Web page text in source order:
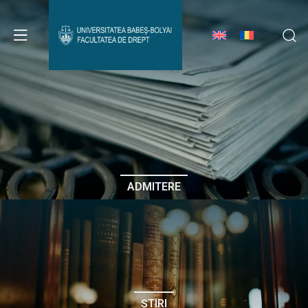
Avizier Studenți
Studii
Admitere
Erasmus & Internațional
Despre Facultate
ADMITERE
ȘTIRI